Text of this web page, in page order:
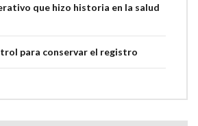
que hizo historia en la salud
para conservar el registro